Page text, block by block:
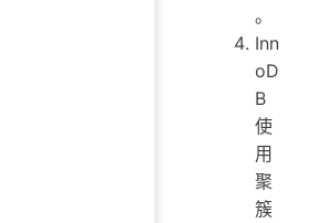
。
Inn
oD
B
使
用
聚
簇